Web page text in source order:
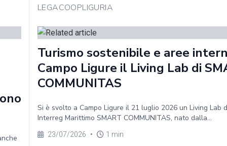
LEGACOOPLIGURIA
Turismo sostenibile e aree
Campo Ligure il Living Lab di
COMMUNITAS
Si è svolto a Campo Ligure il 21 luglio 2026 un Living Lab
Interreg Marittimo SMART COMMUNITAS, nato dalla...
23/07/2026 • 1 min